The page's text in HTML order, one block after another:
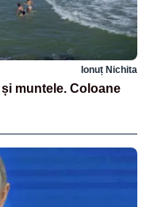
Ionuț Nichita
muntele. Coloane